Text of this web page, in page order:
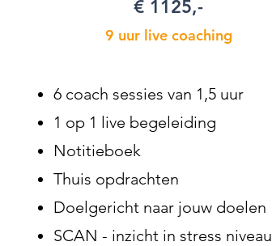
€ 1125,-
9 uur live coaching
6 coach sessies van 1,5 uur
1 op 1 live begeleiding
Notitieboek
Thuis opdrachten
Doelgericht naar jouw doelen
SCAN - inzicht in stress niveau